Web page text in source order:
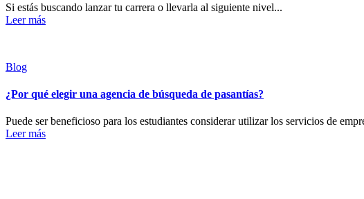
Si estás buscando lanzar tu carrera o llevarla al siguiente nivel...
Leer más
Blog
¿Por qué elegir una agencia de búsqueda de pasantías?
Puede ser beneficioso para los estudiantes considerar utilizar los servicios de
Leer más